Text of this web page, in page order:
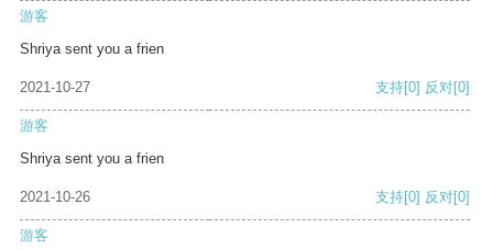
游客
Shriya sent you a frien
2021-10-27 支持[0] 反对[0]
游客
Shriya sent you a frien
2021-10-26 支持[0] 反对[0]
游客